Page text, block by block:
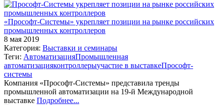
«Прософт-Системы» укрепляет позиции на рынке российских
промышленных контроллеров
8 мая 2019
Категория: Выставки и семинары
Теги: АвтоматизацияПромышленная
автоматизацияконтроллерыучастие в выставкеПрософт-
системы
Компания «Прософт-Системы» представила тренды
промышленной автоматизации на 19-й Международной
выставке Подробнее...